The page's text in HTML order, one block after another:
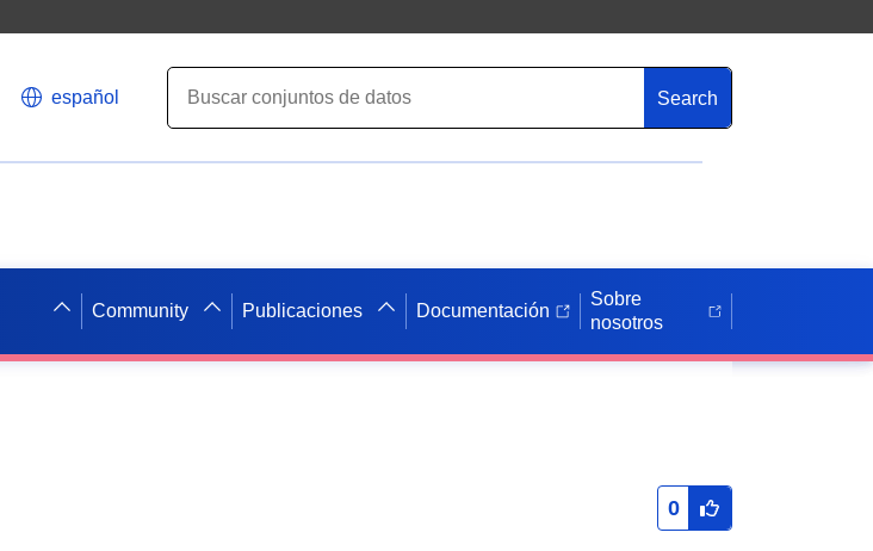
español Search
Community Publicaciones Documentación
Sobre
nosotros
0